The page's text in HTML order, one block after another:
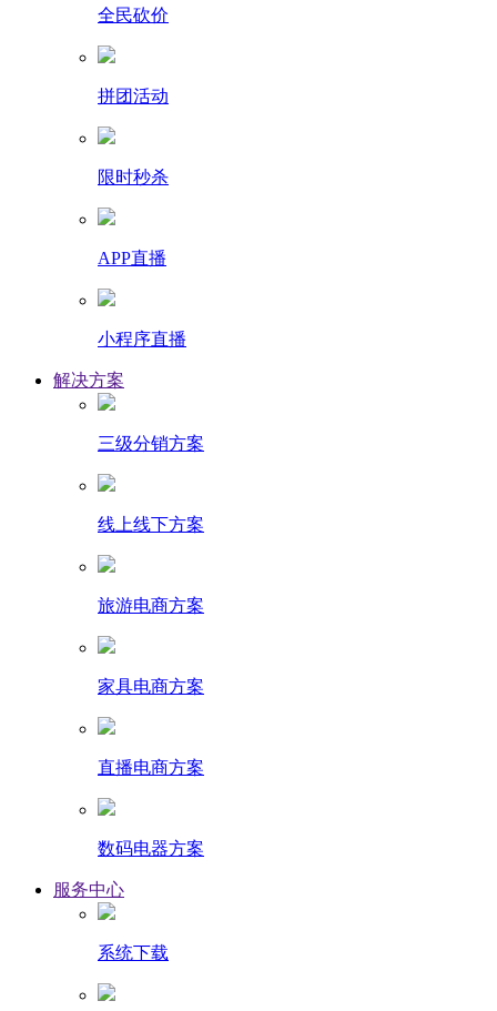
全民砍价
拼团活动
限时秒杀
APP直播
小程序直播
解决方案
三级分销方案
线上线下方案
旅游电商方案
家具电商方案
直播电商方案
数码电器方案
服务中心
系统下载